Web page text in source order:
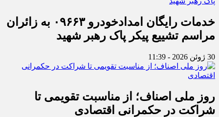
خدمات رایگان امدادخودرو ۰۹۶۶۳ به زائران
مراسم تشییع پیکر پاک رهبر شهید
30 ژوئن 2026 - 11:39
روز ملی اصناف؛ از مناسبت تقویمی تا
شراکت در حکمرانی اقتصادی